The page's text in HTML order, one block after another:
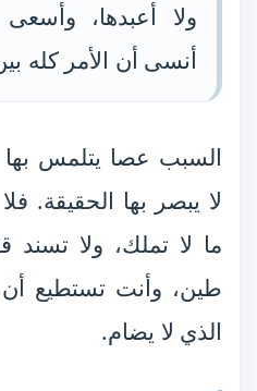
ولا أعبدها،
أنسى أن الأمر كله
السبب عصا يتلمس بها
لا يبصر بها الحقيقة.
ما لا تملك، ولا
طين، وأنت تستطيع
الذي لا يضام.